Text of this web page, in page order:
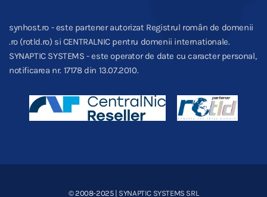
synhost.ro - este partener autorizat Registrul român de domenii
.ro (rotld.ro) si CENTRALNIC pentru domenii internationale.
SYNAPTIC SYSTEMS - este operator de date cu caracter personal,
notificarea nr. 17178 din 13.07.2010.
© 2008-2025 | SYNAPTIC SYSTEMS SRL